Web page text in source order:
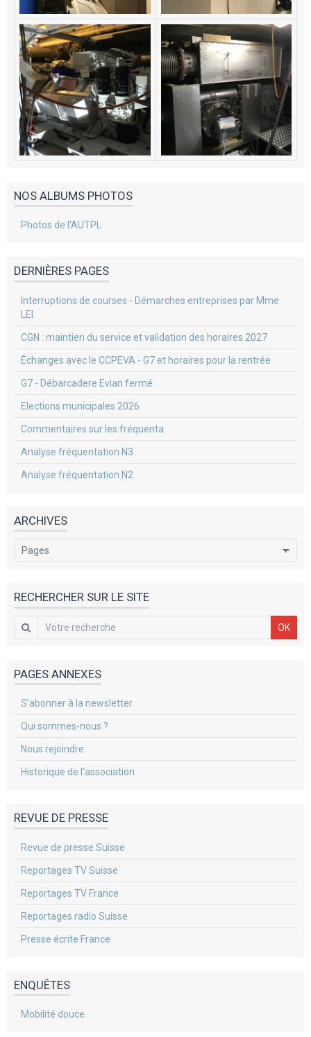
NOS ALBUMS PHOTOS
Photos de l'AUTPL
DERNIÈRES PAGES
Interruptions de courses - Démarches entreprises par Mme
LEI
CGN : maintien du service et validation des horaires 2027
Échanges avec le CCPEVA - G7 et horaires pour la rentrée
G7 - Débarcadere Evian fermé
Elections municipales 2026
Commentaires sur les fréquenta
Analyse fréquentation N3
Analyse fréquentation N2
ARCHIVES
RECHERCHER SUR LE SITE
OK
PAGES ANNEXES
S'abonner à la newsletter
Qui sommes-nous ?
Nous rejoindre
Historique de l'association
REVUE DE PRESSE
Revue de presse Suisse
Reportages TV Suisse
Reportages TV France
Reportages radio Suisse
Presse écrite France
ENQUÊTES
Mobilité douce